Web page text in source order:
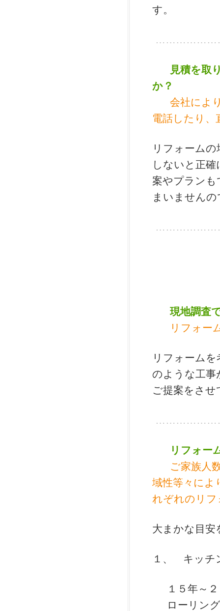
す。
見積を取
か？
会社によ
電話したり
リフォーム
しないと正
案やプラン
まいません
現地調査
リフォー
リフォーム
のような工事
ご提案をさ
リフォー
ご家族人
域性等々によ
れぞれのリフ
大まかな目安
１、 キッチ
１５年～
ローリン